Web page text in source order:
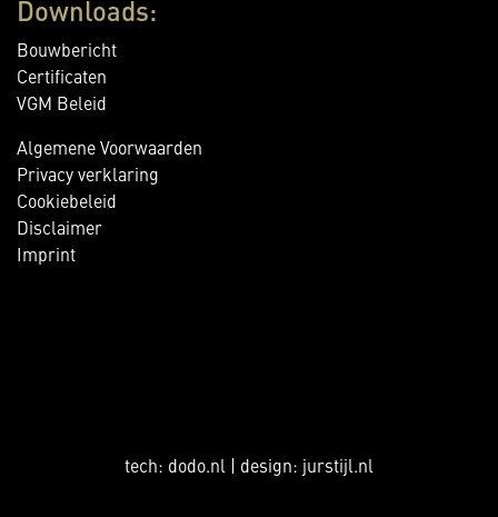
Downloads:
Bouwbericht
Certificaten
VGM Beleid
Algemene Voorwaarden
Privacy verklaring
Cookiebeleid
Disclaimer
Imprint
tech: dodo.nl design: jurstijl.nl